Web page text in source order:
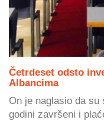
Četrdeset odsto
Albancima
On je naglasio da
godini završeni i